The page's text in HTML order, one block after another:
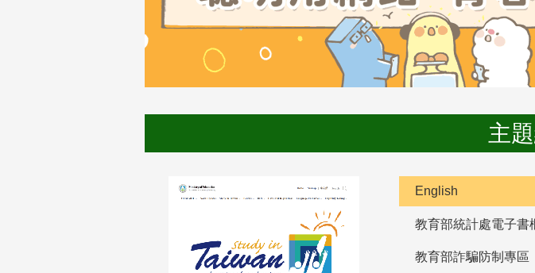
主
English
教育部統計處電子書
教育部詐騙防制專區